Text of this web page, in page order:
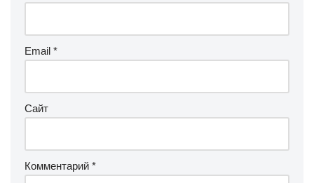
Email *
Сайт
Комментарий *